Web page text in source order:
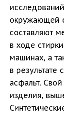
окружающей
составляют
в ходе
машинах, а
в результате
асфальт.
изделия,